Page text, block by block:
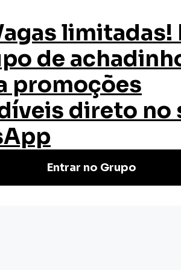
fazer login
Gratuitos
e Elaboração de TCC
Científica e
de TCC
científica e elabore seu TCC com
vai te guiar no processo de pesquisa